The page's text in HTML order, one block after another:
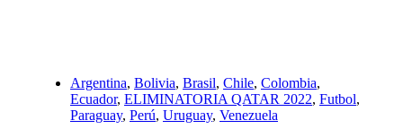
Argentina, Bolivia, Brasil, Chile, Colombia,
Ecuador, ELIMINATORIA QATAR 2022, Futbol,
Paraguay, Perú, Uruguay, Venezuela